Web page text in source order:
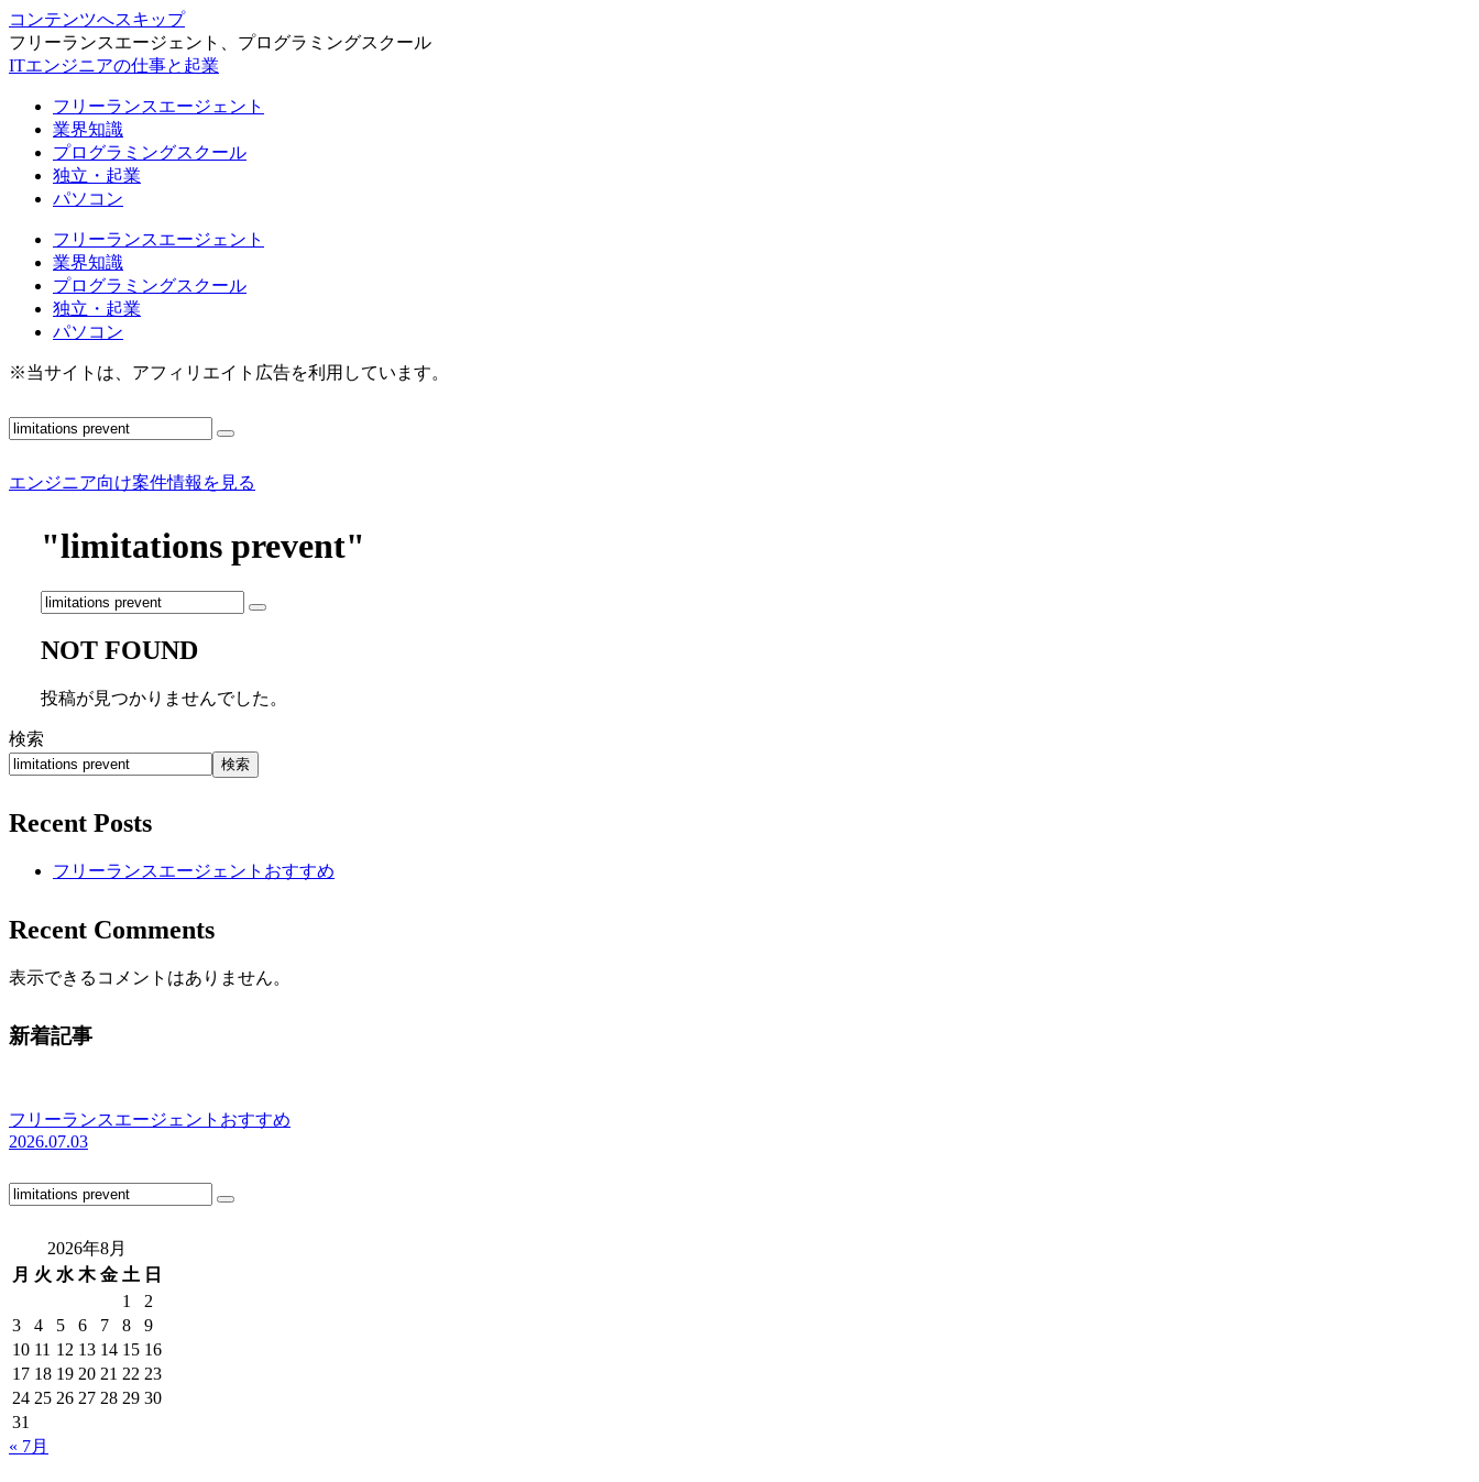
コンテンツへスキップ
フリーランスエージェント、プログラミングスクール
ITエンジニアの仕事と起業
フリーランスエージェント
業界知識
プログラミングスクール
独立・起業
パソコン
フリーランスエージェント
業界知識
プログラミングスクール
独立・起業
パソコン
※当サイトは、アフィリエイト広告を利用しています。
エンジニア向け案件情報を見る
"limitations prevent"
NOT FOUND
投稿が見つかりませんでした。
検索
検索
Recent Posts
フリーランスエージェントおすすめ
Recent Comments
表示できるコメントはありません。
新着記事
フリーランスエージェントおすすめ
2026.07.03
2026年8月
月 火 水 木 金 土 日
1
2
3
4 5 6 7 8
9
10 11 12 13 14 15 16
17 18 19 20 21 22 23
24 25 26 27 28 29 30
31
« 7月